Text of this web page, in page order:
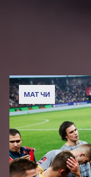
МАТЧИ